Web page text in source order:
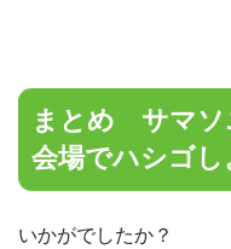
まとめ サマソ
会場でハシゴし
いかがでしたか？